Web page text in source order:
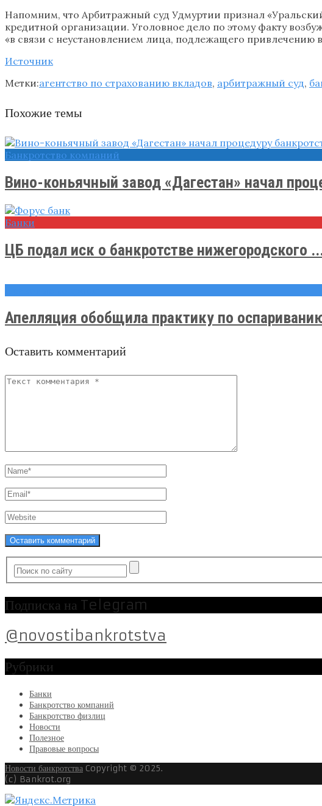
Напомним, что Арбитражный суд Удмуртии признал
кредитной организации. Уголовное дело по этому факту
«в связи с неустановлением лица, подлежащего привлечению
Источник
Метки:агентство по страхованию вкладов, арбитражный суд,
Похожие темы
Банкротство компаний
Вино-коньячный завод «Дагестан» начал
Банки
ЦБ подал иск о банкротстве нижегородского
Апелляция обобщила практику по
Оставить комментарий
Подписка на Telegram
@novostibankrotstva
Рубрики
Банки
Банкротство компаний
Банкротство физлиц
Новости
Полезное
Правовые вопросы
Новости банкротства Copyright © 2025.
(c) Bankrot.org